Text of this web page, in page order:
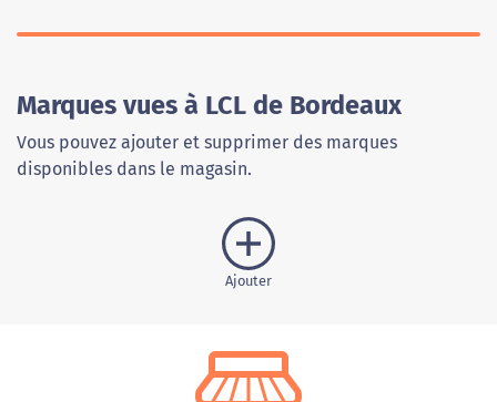
Marques vues à LCL de Bordeaux
Vous pouvez ajouter et supprimer des marques
disponibles dans le magasin.
Ajouter